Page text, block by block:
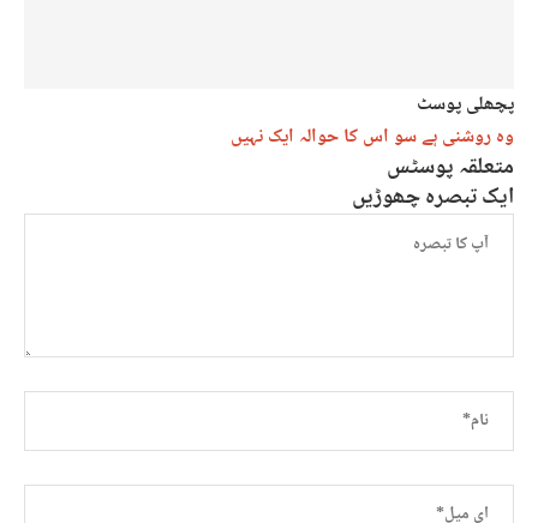
پچھلی پوسٹ
وہ روشنی ہے سو اس کا حوالہ ایک نہیں
متعلقہ پوسٹس
ایک تبصرہ چھوڑیں